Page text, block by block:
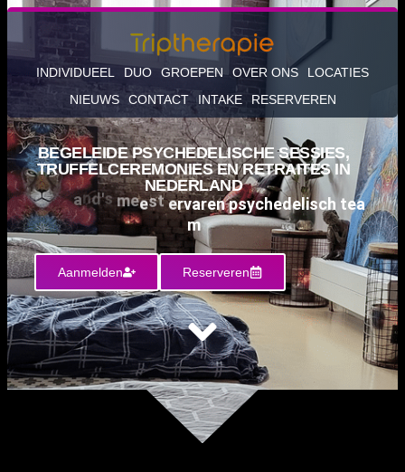
INDIVIDUEEL DUO GROEPEN OVER ONS
LOCATIES
NIEUWS
CONTACT INTAKE RESERVEREN
BEGELEIDE PSYCHEDELISCHE SESSIES,
TRUFFELCEREMONIES EN RETRAITES IN
NEDERLAND
Nederland's meest ervaren psychedelisch team3500+ klanten
Aanmelden Reserveren